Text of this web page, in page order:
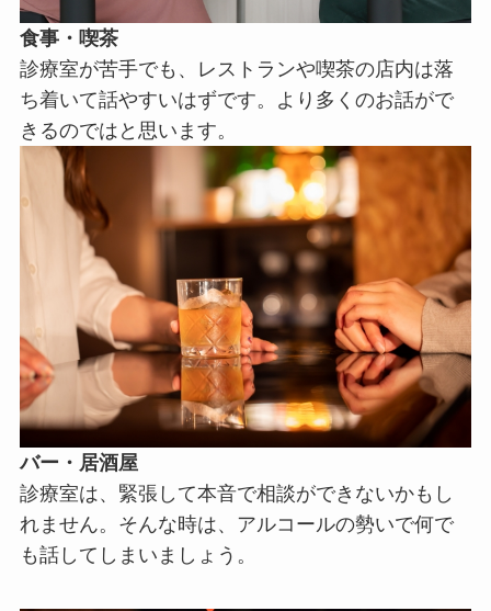
食事・喫茶
診療室が苦手でも、レストランや喫茶の店内は落
ち着いて話やすいはずです。より多くのお話がで
きるのではと思います。
バー・居酒屋
診療室は、緊張して本音で相談ができないかもし
れません。そんな時は、アルコールの勢いで何で
も話してしまいましょう。